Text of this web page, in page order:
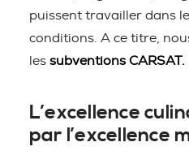
puissent travailler dans
conditions. A ce titre,
les subventions CARSAT.
L’excellence
par l’excellence